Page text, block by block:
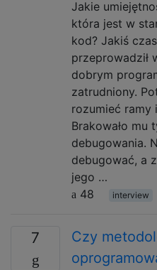
Jakie
która jest w
kod? Jakiś
przeprowadził
dobrym
zatrudniony.
rozumieć ramy
Brakowało mu
debugowania.
debugować, a
jego …
48
interview
7
Czy